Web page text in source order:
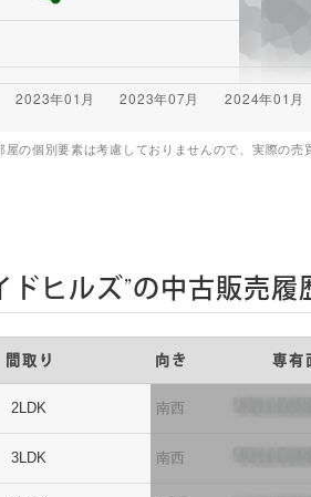
の個別要素は考慮しておりませんので、実際の
ヒルズ”の中古販売履
間取り 向き 専有
2LDK 南西
3LDK 南西